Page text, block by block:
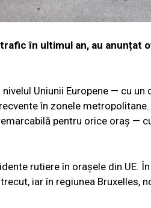
în ultimul an, au anunțat
Uniunii Europene — cu un
în zonele metropolitane.
pentru orice oraș —
rutiere în orașele din UE.
iar în regiunea Bruxelles,